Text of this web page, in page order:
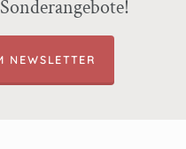
NEWSLETTER